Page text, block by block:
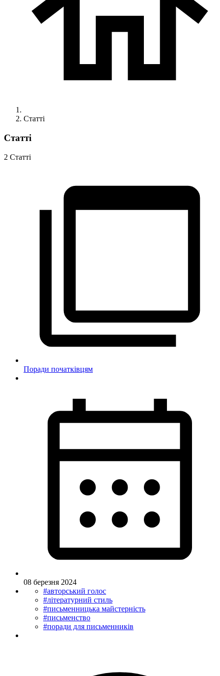
Статті
Статті
2 Статті
Поради початківцям
08 березня 2024
#авторський голос
#літературний стиль
#письменницька майстерність
#письменство
#поради для письменників